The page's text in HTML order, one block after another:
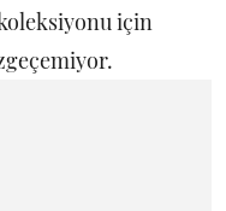
için